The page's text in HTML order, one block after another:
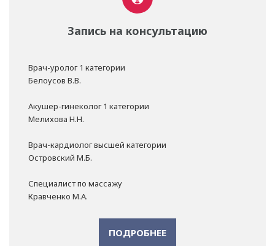
Запись на консультацию
Врач-уролог 1 категории
Белоусов В.В.
Акушер-гинеколог 1 категории
Мелихова Н.Н.
Врач-кардиолог высшей категории
Островский М.Б.
Специалист по массажу
Кравченко М.А.
ПОДРОБНЕЕ